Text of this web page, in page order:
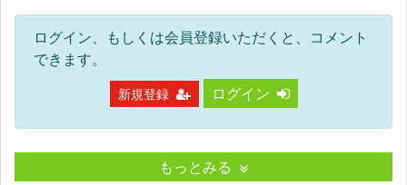
ログイン、もしくは会員登録いただくと、コメント
できます。
新規登録 ログイン
もっとみる